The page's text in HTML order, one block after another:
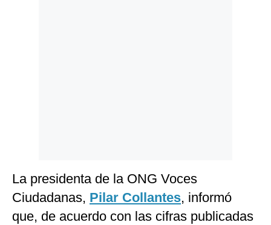
La presidenta de la ONG Voces
Ciudadanas, Pilar Collantes, informó
que, de acuerdo con las cifras publicadas